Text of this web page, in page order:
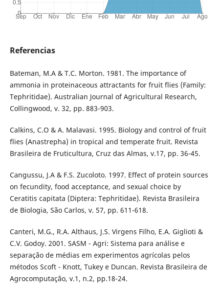
Referencias
Bateman, M.A & T.C. Morton. 1981. The importance of
ammonia in proteinaceous attractants for fruit flies (Family:
Tephritidae). Australian Journal of Agricultural Research,
Collingwood, v. 32, pp. 883-903.
Calkins, C.O & A. Malavasi. 1995. Biology and control of fruit
flies (Anastrepha) in tropical and temperate fruit. Revista
Brasileira de Fruticultura, Cruz das Almas, v.17, pp. 36-45.
Cangussu, J.A & F.S. Zucoloto. 1997. Effect of protein sources
on fecundity, food acceptance, and sexual choice by
Ceratitis capitata (Diptera: Tephritidae). Revista Brasileira
de Biologia, São Carlos, v. 57, pp. 611-618.
Canteri, M.G., R.A. Althaus, J.S. Virgens Filho, E.A. Giglioti &
C.V. Godoy. 2001. SASM - Agri: Sistema para análise e
separação de médias em experimentos agrícolas pelos
métodos Scoft - Knott, Tukey e Duncan. Revista Brasileira de
Agrocomputação, v.1, n.2, pp.18-24.